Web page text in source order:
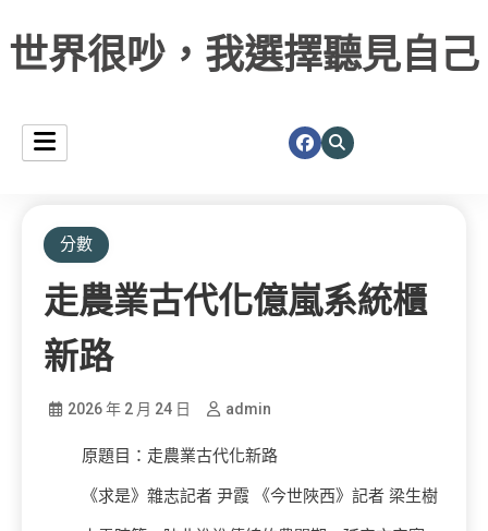
世界很吵，我選擇聽見自己
分數
走農業古代化億嵐系統櫃
新路
2026 年 2 月 24 日 admin
原題目：走農業古代化新路
《求是》雜志記者 尹霞 《今世陜西》記者 梁生樹